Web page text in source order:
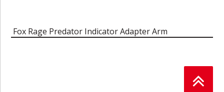
Fox Rage Predator Indicator Adapter Arm